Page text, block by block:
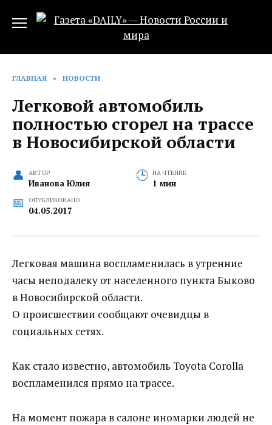
ГЛАВНАЯ » НОВОСТИ
Легковой автомобиль
полностью сгорел на трассе
в Новосибирской области
АВТОР
Иванова Юлия
НА ЧТЕНИЕ
1 мин
ОПУБЛИКОВАНО
04.05.2017
Легковая машина воспламенилась в утренние
часы неподалеку от населенного пункта Быково
в Новосибирской области.
О происшествии сообщают очевидцы в
социальных сетях.
Как стало известно, автомобиль Toyota Corolla
воспламенился прямо на трассе.
На момент пожара в салоне иномарки людей не